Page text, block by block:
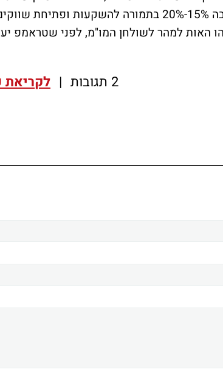
מלא, אלא התייצבות סביב מכסי מטרה בגובה 15%-20% בתמורה להשקעות
האות למהר לשולחן המו"מ, לפני שטראמפ
2 תגובות | לקריאת